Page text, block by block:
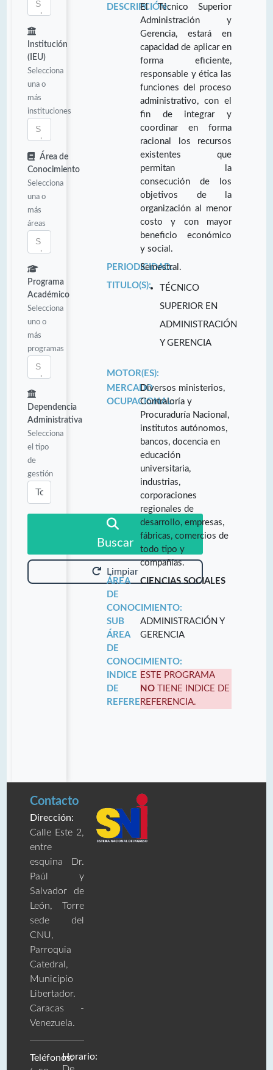
Institución
(IEU)
Selecciona
una o
más
instituciones
Área de
Conocimiento
Selecciona
una o
más
áreas
Programa
Académico
Selecciona
uno o
más
programas
Dependencia
Administrativa
Selecciona
el tipo
de
gestión
Buscar
Limpiar
DESCRIPCIÓN:El Técnico Superior
Administración y
Gerencia, estará en
capacidad de aplicar en
forma eficiente,
responsable y ética las
funciones del proceso
administrativo, con el
fin de integrar y
coordinar en forma
racional los recursos
existentes que
permitan la
consecución de los
objetivos de la
organización al menor
costo y con mayor
beneficio económico
y social.
PERIODICIDAD:
Semestral.
TITULO(S):
TÉCNICO
SUPERIOR EN
ADMINISTRACIÓN
Y GERENCIA
MOTOR(ES):
MERCADO
OCUPACIONAL:
Diversos ministerios,
Contraloría y
Procuraduría Nacional,
institutos autónomos,
bancos, docencia en
educación
universitaria,
industrias,
corporaciones
regionales de
desarrollo, empresas,
fábricas, comercios de
todo tipo y
compañías.
ÁREA
DE
CONOCIMIENTO:
CIENCIAS SOCIALES
SUB
ÁREA
DE
CONOCIMIENTO:
ADMINISTRACIÓN Y
GERENCIA
INDICE
DE
REFERENCIA:
ESTE PROGRAMA
NO TIENE INDICE DE
REFERENCIA.
Contacto
Dirección:
Calle Este 2,
entre
esquina Dr.
Paúl y
Salvador de
León, Torre
sede del
CNU,
Parroquia
Catedral,
Municipio
Libertador.
Caracas -
Venezuela.
Teléfonos:Horario: